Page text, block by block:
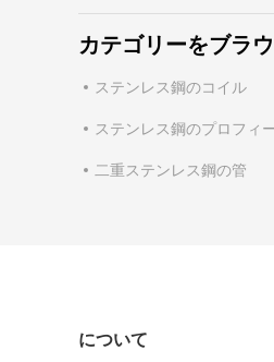
カテゴリーをブラ
ステンレス鋼のコイル
ステンレス鋼のプロフィ
二重ステンレス鋼の管
について